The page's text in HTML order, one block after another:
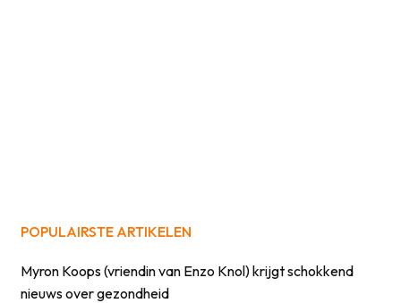
POPULAIRSTE ARTIKELEN
Myron Koops (vriendin van Enzo Knol) krijgt schokkend
nieuws over gezondheid